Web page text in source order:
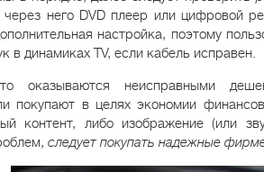
через него DVD плеер или цифровой
настройка, поэтому
в динамиках TV, если кабель исправен.
оказываются неисправными
покупают в целях экономии
контент, либо изображение (или
следует покупать надежные